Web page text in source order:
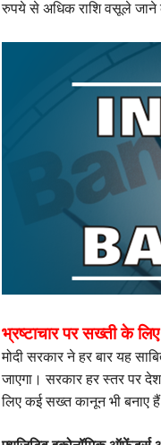
रुपये से अधिक राशि वसूले जाने
भ्रष्टाचार पर सख्ती के
मोदी सरकार ने हर बार यह
जाएगा। सरकार हर स्तर पर
लिए कई सख्त कानून भी